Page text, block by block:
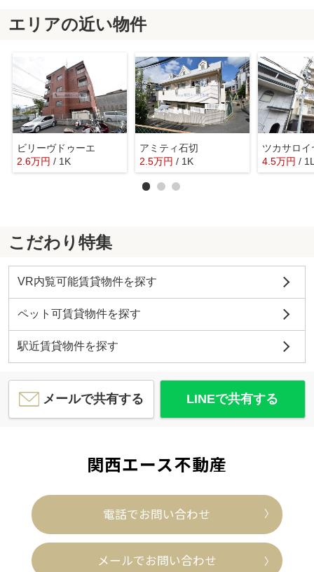
エリアの近い物件
ビリーヴドゥーエ
2.6万円 / 1K
アミティ石切
2.5万円 / 1K 4.5万円 /
こだわり特集
VR内覧可能賃貸物件を探す
ペット可賃貸物件を探す
駅近賃貸物件を探す
メールで共有する LINEで共有する
関西エース不動産
電話でお問い合わせ
メールでお問い合わせ